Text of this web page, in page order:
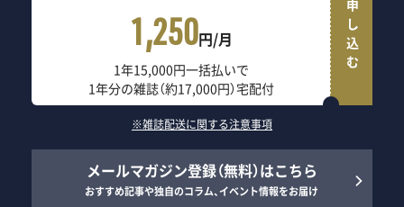
1,250円/月
1年15,000円一括払いで
1年分の雑誌（約17,000円）宅配付
申し込む
※雑誌配送に関する注意事項
メールマガジン登録（無料）はこちら
おすすめ記事や独自のコラム、イベント情報をお届け